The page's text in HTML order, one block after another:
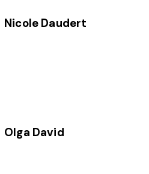
Nicole Daudert
Olga David